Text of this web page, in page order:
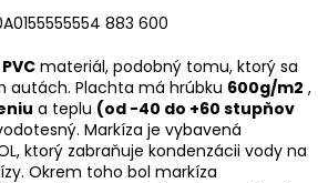
PVC materiál, podobný tomu, ktorý sa
autách. Plachta má hrúbku 600g/m2 ,
a teplu (od -40 do +60 stupňov
Markíza je vybavená
ktorý zabraňuje kondenzácii vody na
Okrem toho bol markíza